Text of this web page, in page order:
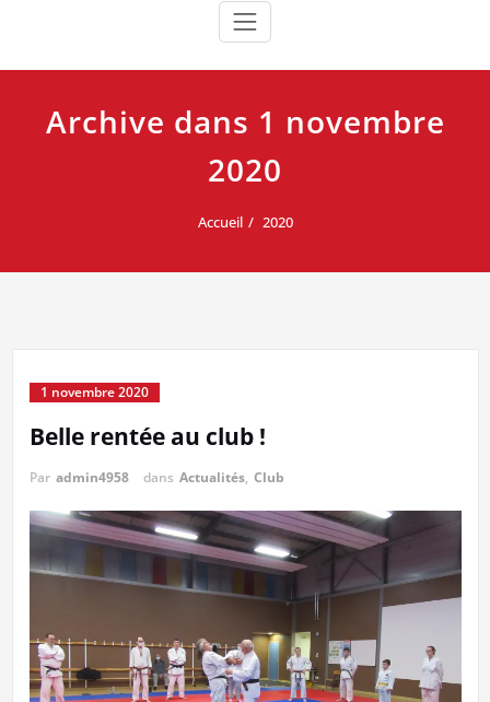
Archive dans 1 novembre
2020
Accueil 2020
1 novembre 2020
Belle rentée au club !
Par admin4958 dans Actualités, Club